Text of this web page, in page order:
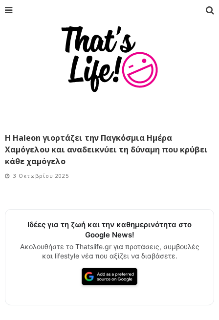
Η Haleon γιορτάζει την Παγκόσμια Ημέρα
Χαμόγελου και αναδεικνύει τη δύναμη που κρύβει
κάθε χαμόγελο
3 Οκτωβρίου 2025
Ιδέες για τη ζωή και την καθημερινότητα στο
Google News!
Ακολουθήστε το Thatslife.gr για προτάσεις, συμβουλές
και lifestyle νέα που αξίζει να διαβάσετε.